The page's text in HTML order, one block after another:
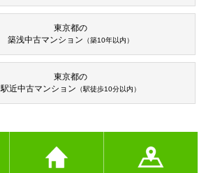
東京都の
築浅中古マンション （築10年以内）
東京都の
駅近中古マンション （駅徒歩10分以内）